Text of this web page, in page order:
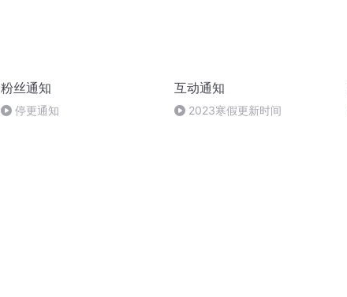
粉丝通知
停更通知
互动通知
2023寒假更新时间